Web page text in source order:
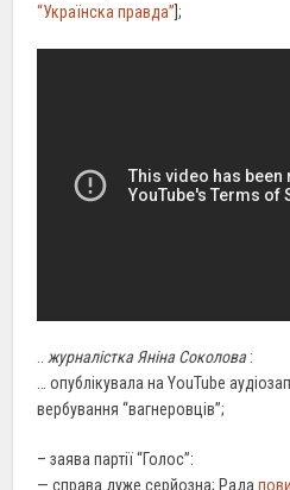
“Українска правда” ];
..журналістка Яніна Соколова :
… опублікувала на YouTube
вербування “вагнеровців”;
– заява партії “Голос”:
— справа дуже серйозна; Рада